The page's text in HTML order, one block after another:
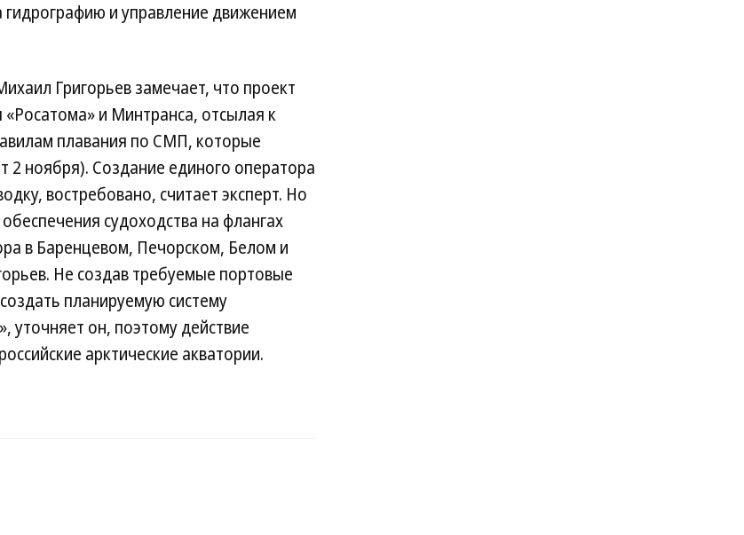
и управление движением
Григорьев замечает, что проект
и Минтранса, отсылая к
плавания по СМП, которые
2 ноября). Создание единого оператора
востребовано, считает эксперт. Но
судоходства на флангах
в Баренцевом, Печорском, Белом и
Не создав требуемые портовые
планируемую систему
уточняет он, поэтому действие
арктические акватории.